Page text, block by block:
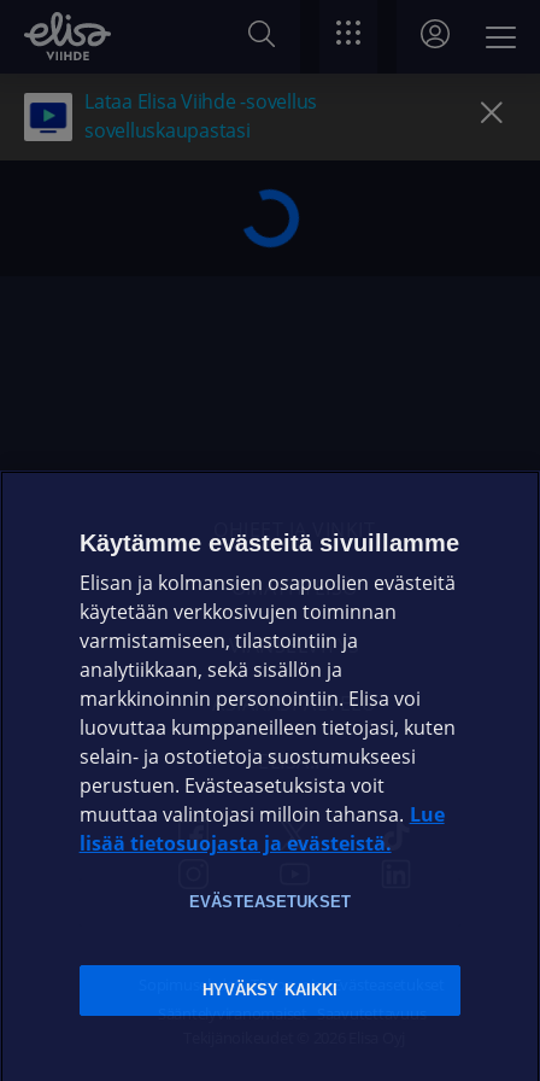
Lataa Elisa Viihde -sovellus
sovelluskaupastasi
OHJEET JA VINKIT
OMAYHTEISÖ
VIANSELVITYS
ASIAKASPALVELU
ELISA.FI
Sopimusehdot Tietosuoja Evästeasetukset
Sääntelyviranomaiset Saavutettavuus
Käytämme evästeitä sivuillamme
Elisan ja kolmansien osapuolien evästeitä
käytetään verkkosivujen toiminnan
varmistamiseen, tilastointiin ja
analytiikkaan, sekä sisällön ja
markkinoinnin personointiin. Elisa voi
luovuttaa kumppaneilleen tietojasi, kuten
selain- ja ostotietoja suostumukseesi
perustuen. Evästeasetuksista voit
muuttaa valintojasi milloin tahansa. Lue
lisää tietosuojasta ja evästeistä.
EVÄSTEASETUKSET
HYVÄKSY KAIKKI